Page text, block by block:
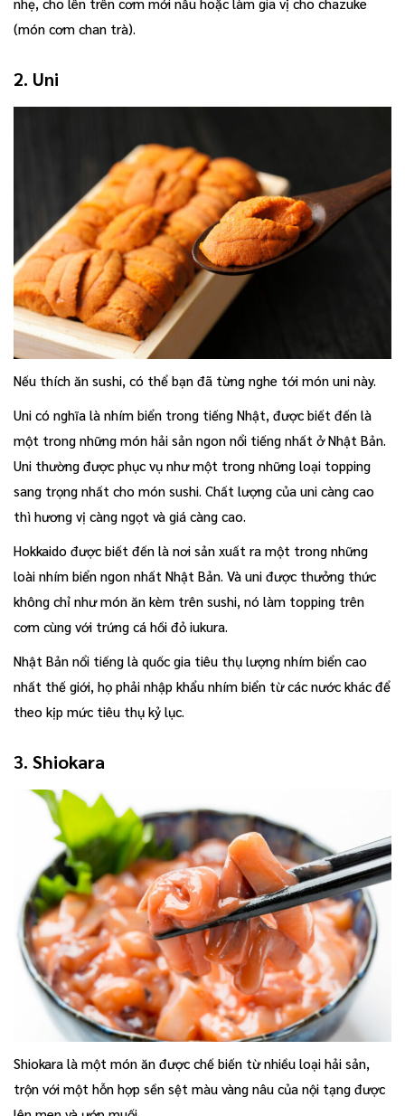
(món cơm chan trà).
2. Uni
Nếu thích ăn sushi, có thể bạn đã từng nghe tới món uni này.
Uni có nghĩa là nhím biển trong tiếng Nhật, được biết đến là
một trong những món hải sản ngon nổi tiếng nhất ở Nhật Bản.
Uni thường được phục vụ như một trong những loại topping
sang trọng nhất cho món sushi. Chất lượng của uni càng cao
thì hương vị càng ngọt và giá càng cao.
Hokkaido được biết đến là nơi sản xuất ra một trong những
loài nhím biển ngon nhất Nhật Bản. Và uni được thưởng thức
không chỉ như món ăn kèm trên sushi, nó làm topping trên
cơm cùng với trứng cá hồi đỏ iukura.
Nhật Bản nổi tiếng là quốc gia tiêu thụ lượng nhím biển cao
nhất thế giới, họ phải nhập khẩu nhím biển từ các nước khác để
theo kịp mức tiêu thụ kỷ lục.
3. Shiokara
Shiokara là một món ăn được chế biến từ nhiều loại hải sản,
trộn với một hỗn hợp sền sệt màu vàng nâu của nội tạng được